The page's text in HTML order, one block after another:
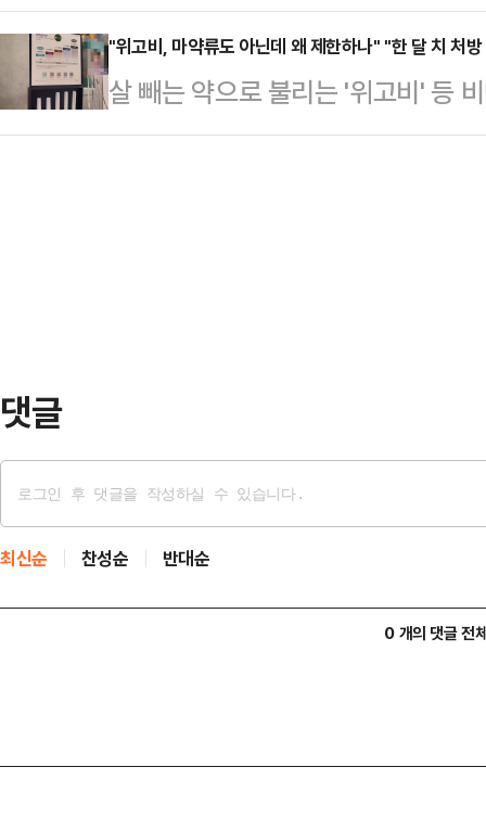
"국방부도 함께 있…
송에 차질이 발생했다. 출근길 불편
로 파업할 것인가", "이러니깐 시민
벌써부터 걱정된다" 등의 원성을
판 실무교섭…
해제됐다. 불과 6시간의 짧은 계엄
회 내 군 투입 등에 시민들은 패닉
분께 긴급 대국민담화를 통해 비상
수 참모조차 모른 채 극비리에 준비
"위고비, 마약류도 아닌데 왜 제한하나" "한 달 치 처
살 빼는 약으로 불리는 '위고비' 등
한됐다. 비대면 진료 시 손쉽게 비
댓글
최신순 찬성순 반대순
0 개의 댓글 전